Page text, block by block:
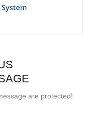
are protected!